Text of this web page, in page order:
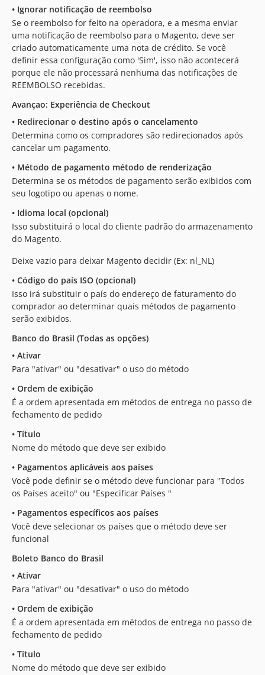
• Ignorar notificação de reembolso
Se o reembolso for feito na operadora, e a mesma enviar
uma notificação de reembolso para o Magento, deve ser
criado automaticamente uma nota de crédito. Se você
definir essa configuração como 'Sim', isso não acontecerá
porque ele não processará nenhuma das notificações de
REEMBOLSO recebidas.
Avançao: Experiência de Checkout
• Redirecionar o destino após o cancelamento
Determina como os compradores são redirecionados após
cancelar um pagamento.
• Método de pagamento método de renderização
Determina se os métodos de pagamento serão exibidos com
seu logotipo ou apenas o nome.
• Idioma local (opcional)
Isso substituirá o local do cliente padrão do armazenamento
do Magento.
Deixe vazio para deixar Magento decidir (Ex: nl_NL)
• Código do país ISO (opcional)
Isso irá substituir o país do endereço de faturamento do
comprador ao determinar quais métodos de pagamento
serão exibidos.
Banco do Brasil (Todas as opções)
• Ativar
Para "ativar" ou "desativar" o uso do método
• Ordem de exibição
É a ordem apresentada em métodos de entrega no passo de
fechamento de pedido
• Título
Nome do método que deve ser exibido
• Pagamentos aplicáveis aos países
Você pode definir se o método deve funcionar para "Todos
os Países aceito" ou "Especificar Países "
• Pagamentos específicos aos países
Você deve selecionar os países que o método deve ser
funcional
Boleto Banco do Brasil
• Ativar
Para "ativar" ou "desativar" o uso do método
• Ordem de exibição
É a ordem apresentada em métodos de entrega no passo de
fechamento de pedido
• Título
Nome do método que deve ser exibido